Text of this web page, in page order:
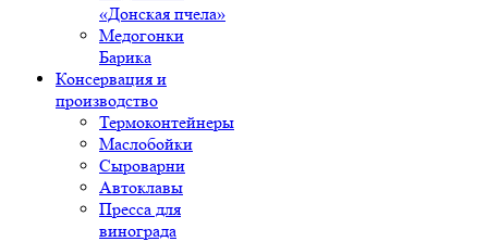
«Донская пчела»
Медогонки
Барика
Консервация и
производство
Термоконтейнеры
Маслобойки
Сыроварни
Автоклавы
Пресса для
винограда